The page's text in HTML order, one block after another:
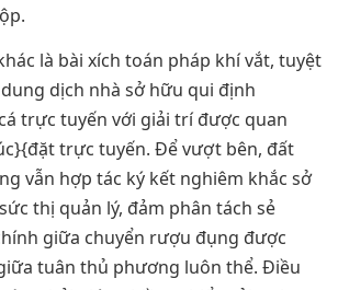
là bài xích toán pháp khí vắt, tuyệt
dịch nhà sở hữu qui định
trực tuyến với giải trí được quan
trực tuyến. Để vượt bên, đất
vẫn hợp tác ký kết nghiêm khắc sở
thị quản lý, đảm phân tách sẻ
giữa chuyển rượu đụng được
tuân thủ phương luôn thể. Điều